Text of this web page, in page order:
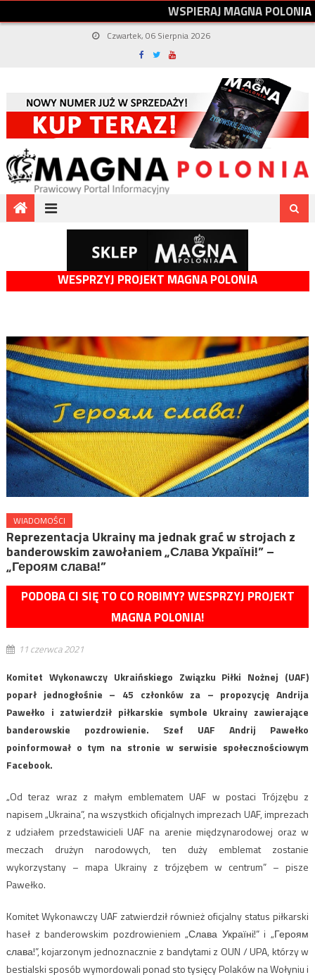
WSPIERAJMAGNAPOLONIA
Czwartek, 06 Sierpnia 2026
WESPRZYJ PROJEKT MAGNA POLONIA
WIADOMOŚCI
Reprezentacja Ukrainy ma jednak grać w strojach z
banderowskim zawołaniem „Слава Україні!” –
„Героям слава!”
PODOBA CI SIĘ TO CO ROBIMY? WESPRZYJ PROJEKT
MAGNA POLONIA!
11 czerwca 2021
Komitet Wykonawczy Ukraińskiego Związku Piłki Nożnej (UAF)
poparł jednogłośnie – 45 członków za – propozycję Andrija
Pawełko i zatwierdził piłkarskie symbole Ukrainy zawierające
banderowskie pozdrowienie. Szef UAF Andrij Pawełko
poinformował o tym na stronie w serwisie społecznościowym
Facebook.
„Od teraz wraz z małym emblematem UAF w postaci Trójzębu z
napisem „Ukraina”, na wszystkich oficjalnych imprezach UAF, imprezach
z udziałem przedstawicieli UAF na arenie międzynarodowej oraz w
meczach drużyn narodowych, ten duży emblemat zostanie
wykorzystany – mapa Ukrainy z trójzębem w centrum” – pisze
Pawełko.
Komitet Wykonawczy UAF zatwierdził również oficjalny status piłkarski
haseł z banderowskim pozdrowieniem „Слава Україні!” i „Героям
слава!”, kojarzonym jednoznacznie z bandytami z OUN / UPA, którzy w
bestialski sposób wymordowali ponad sto tysięcy Polaków na Wołyniu i